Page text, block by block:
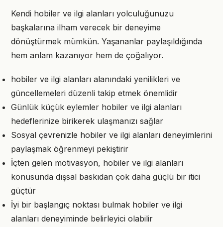
Kendi hobiler ve ilgi alanları yolculuğunuzu
başkalarına ilham verecek bir deneyime
dönüştürmek mümkün. Yaşananlar paylaşıldığında
hem anlam kazanıyor hem de çoğalıyor.
hobiler ve ilgi alanları alanındaki yenilikleri ve
güncellemeleri düzenli takip etmek önemlidir
Günlük küçük eylemler hobiler ve ilgi alanları
hedeflerinize birikerek ulaşmanızı sağlar
Sosyal çevrenizle hobiler ve ilgi alanları deneyimlerini
paylaşmak öğrenmeyi pekiştirir
İçten gelen motivasyon, hobiler ve ilgi alanları
konusunda dışsal baskıdan çok daha güçlü bir itici
güçtür
İyi bir başlangıç noktası bulmak hobiler ve ilgi
alanları deneyiminde belirleyici olabilir